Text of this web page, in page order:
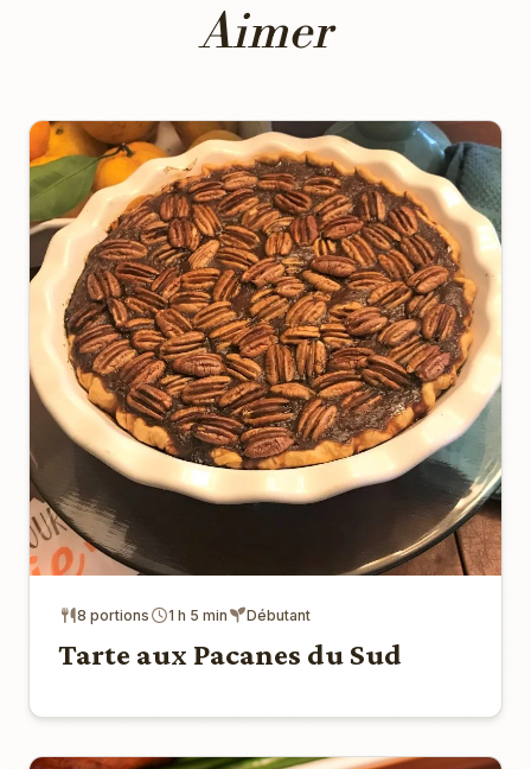
Aimer
8 portions 1 h 5 min Débutant
Tarte aux Pacanes du Sud